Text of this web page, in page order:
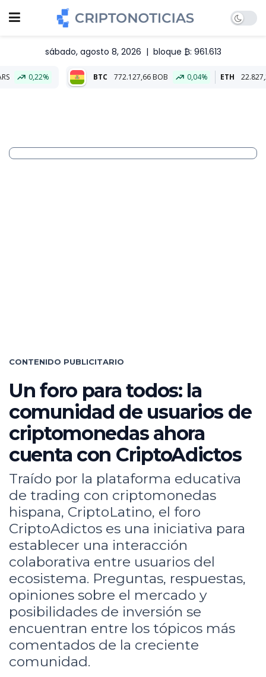
sábado, agosto 8, 2026 | bloque ₿: 961.613
BTC 772.127,66 BOB 0,04% ETH 22.827,25 BOB
CONTENIDO PUBLICITARIO
Un foro para todos: la
comunidad de usuarios de
criptomonedas ahora
cuenta con CriptoAdictos
Traído por la plataforma educativa
de trading con criptomonedas
hispana, CriptoLatino, el foro
CriptoAdictos es una iniciativa para
establecer una interacción
colaborativa entre usuarios del
ecosistema. Preguntas, respuestas,
opiniones sobre el mercado y
posibilidades de inversión se
encuentran entre los tópicos más
comentados de la creciente
comunidad.